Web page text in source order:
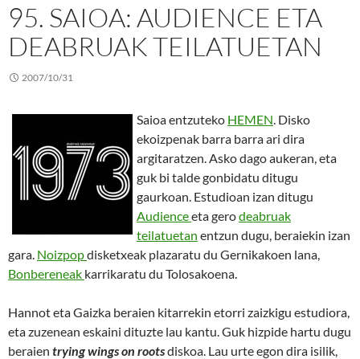
95. SAIOA: AUDIENCE ETA
DEABRUAK TEILATUETAN
2007/10/31
Saioa entzuteko HEMEN. Disko
ekoizpenak barra barra ari dira
argitaratzen. Asko dago aukeran, eta
guk bi talde gonbidatu ditugu
gaurkoan. Estudioan izan ditugu
Audienceeta gerodeabruak
teilatuetan entzun dugu, beraiekin izan
gara. Noizpopdisketxeak plazaratu du Gernikakoen lana,
Bonbereneak karrikaratu du Tolosakoena.
Hannot eta Gaizka beraien kitarrekin etorri zaizkigu estudiora,
eta zuzenean eskaini dituzte lau kantu. Guk hizpide hartu dugu
beraien trying wings on rootsdiskoa. Lau urte egon dira isilik,